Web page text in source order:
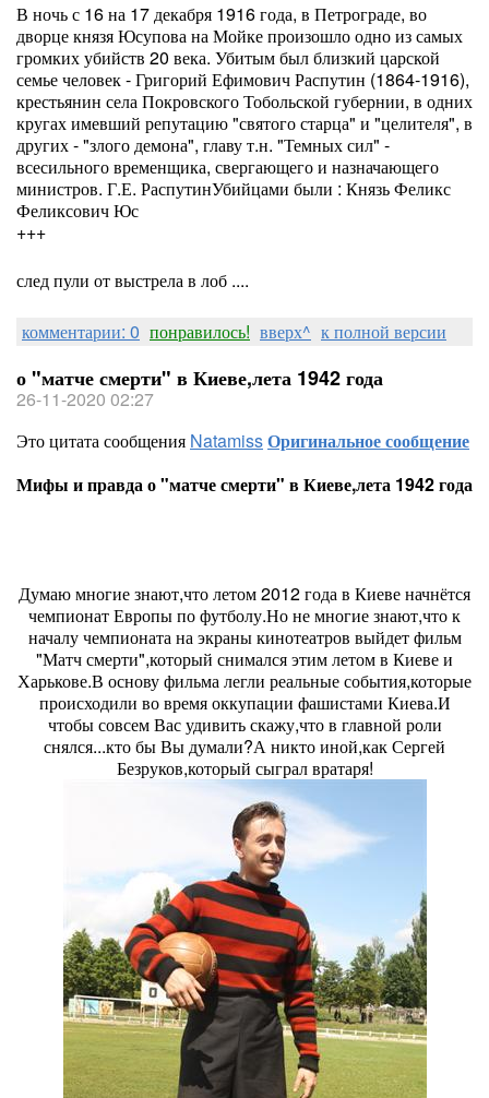
В ночь с 16 на 17 декабря 1916 года, в Петрограде, во
дворце князя Юсупова на Мойке произошло одно из самых
громких убийств 20 века. Убитым был близкий царской
семье человек - Григорий Ефимович Распутин (1864-1916),
крестьянин села Покровского Тобольской губернии, в одних
кругах имевший репутацию "святого старца" и "целителя", в
других - "злого демона", главу т.н. "Темных сил" -
всесильного временщика, свергающего и назначающего
министров. Г.Е. РаспутинУбийцами были : Князь Феликс
Феликсович Юс
+++
след пули от выстрела в лоб ....
комментарии: 0 понравилось! вверх^ к полной версии
о "матче смерти" в Киеве,лета 1942 года
26-11-2020 02:27
Это цитата сообщения NatamissОригинальное сообщение
Мифы и правда о "матче смерти" в Киеве,лета 1942 года
Думаю многие знают,что летом 2012 года в Киеве начнётся
чемпионат Европы по футболу.Но не многие знают,что к
началу чемпионата на экраны кинотеатров выйдет фильм
"Матч смерти",который снимался этим летом в Киеве и
Харькове.В основу фильма легли реальные события,которые
происходили во время оккупации фашистами Киева.И
чтобы совсем Вас удивить скажу,что в главной роли
снялся...кто бы Вы думали?А никто иной,как Сергей
Безруков,который сыграл вратаря!